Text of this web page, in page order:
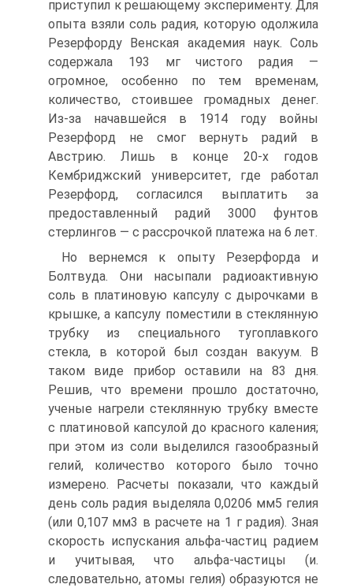
приступил к решающему эксперименту. Для
опыта взяли соль радия, которую одолжила
Резерфорду Венская академия наук. Соль
содержала 193 мг чистого радия —
огромное, особенно по тем временам,
количество, стоившее громадных денег.
Из-за начавшейся в 1914 году войны
Резерфорд не смог вернуть радий в
Австрию. Лишь в конце 20-х годов
Кембриджский университет, где работал
Резерфорд, согласился выплатить за
предоставленный радий 3000 фунтов
стерлингов — с рассрочкой платежа на 6 лет.
Но вернемся к опыту Резерфорда и
Болтвуда. Они насыпали радиоактивную
соль в платиновую капсулу с дырочками в
крышке, а капсулу поместили в стеклянную
трубку из специального тугоплавкого
стекла, в которой был создан вакуум. В
таком виде прибор оставили на 83 дня.
Решив, что времени прошло достаточно,
ученые нагрели стеклянную трубку вместе
с платиновой капсулой до красного каления;
при этом из соли выделился газообразный
гелий, количество которого было точно
измерено. Расчеты показали, что каждый
день соль радия выделяла 0,0206 мм5 гелия
(или 0,107 мм3 в расчете на 1 г радия). Зная
скорость испускания альфа-частиц радием
и учитывая, что альфа-частицы (и.
следовательно, атомы гелия) образуются не